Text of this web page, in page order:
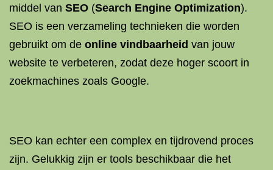
middel van SEO (Search Engine Optimization).
SEO is een verzameling technieken die worden
gebruikt om de online vindbaarheid van jouw
website te verbeteren, zodat deze hoger scoort in
zoekmachines zoals Google.
SEO kan echter een complex en tijdrovend proces
zijn. Gelukkig zijn er tools beschikbaar die het